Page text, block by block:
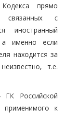
прямо
связанных с
иностранный
а именно если
находится за
т.е.
Российской
к